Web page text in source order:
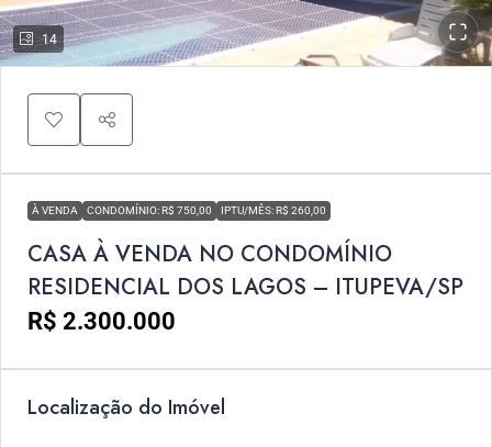
14
À VENDA CONDOMÍNIO: R$ 750,00 IPTU/MÊS: R$ 260,00
CASA À VENDA NO CONDOMÍNIO
RESIDENCIAL DOS LAGOS – ITUPEVA/SP
R$ 2.300.000
Localização do Imóvel